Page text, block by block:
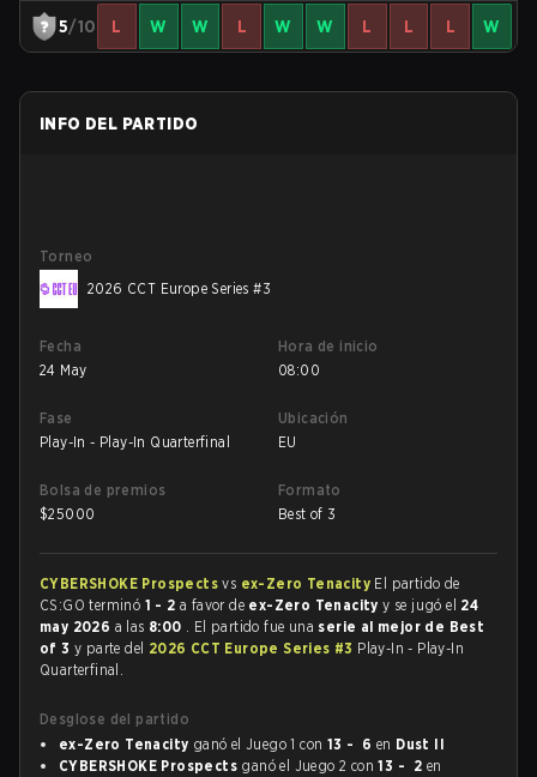
5/10 L W W L W W L L L W
INFO DEL PARTIDO
Torneo
2026 CCT Europe Series #3
Fecha
24 May
Hora de inicio
08:00
Fase
Play-In - Play-In Quarterfinal
Ubicación
EU
Bolsa de premios
$25000
Formato
Best of 3
CYBERSHOKE Prospectsvs ex-Zero Tenacity El partido de
CS:GO terminó 1 - 2 a favor de ex-Zero Tenacityy se jugó el 24
may 2026 a las 8:00 . El partido fue una serie al mejor de Best
of 3 y parte del 2026 CCT Europe Series #3 Play-In - Play-In
Quarterfinal.
Desglose del partido
ex-Zero Tenacity ganó el Juego 1 con 13 - 6 en Dust II
CYBERSHOKE Prospects ganó el Juego 2 con13 - 2 en